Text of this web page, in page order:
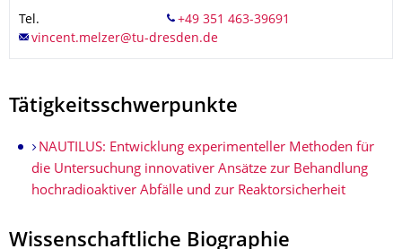
Tel.
Tätigkeitsschwerpunkte
NAUTILUS: Entwicklung experimenteller Methoden für
die Untersuchung innovativer Ansätze zur Behandlung
hochradioaktiver Abfälle und zur Reaktorsicherheit
Wissenschaftliche Biographie